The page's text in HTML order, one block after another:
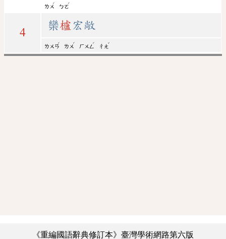
ㄌㄨ
ˊ
ㄅㄛ
ˊ
4
欒櫨 宏敞
ㄌㄨㄢ
ˊ
ㄌㄨ
ˊ
ㄏㄨㄥ
ˊ
ㄔㄤ
ˇ
《重編國語辭典修訂本》臺灣學術網路第六版